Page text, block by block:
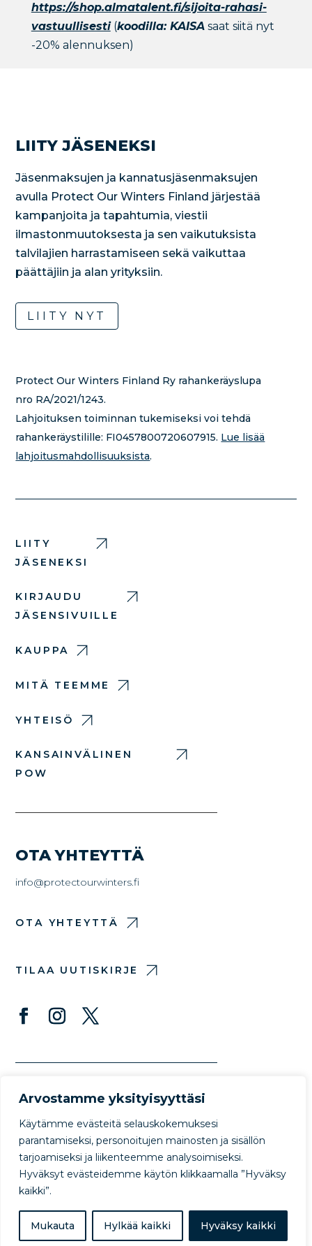
Arvostamme yksityisyyttäsi
Käytämme evästeitä selauskokemuksesi
parantamiseksi, personoitujen mainosten ja sisällön
tarjoamiseksi ja liikenteemme analysoimiseksi.
Hyväksyt evästeidemme käytön klikkaamalla ”Hyväksy
kaikki”.
Mukauta Hylkää kaikki Hyväksy kaikki
https://shop.almatalent.fi/sijoita-rahasi-
vastuullisesti(koodilla: KAISAsaat siitä nyt
-20% alennuksen)
LIITY JÄSENEKSI
Jäsenmaksujen ja kannatusjäsenmaksujen
avulla Protect Our Winters Finland järjestää
kampanjoita ja tapahtumia, viestii
ilmastonmuutoksesta ja sen vaikutuksista
talvilajien harrastamiseen sekä vaikuttaa
päättäjiin ja alan yrityksiin.
LIITY NYT
Protect Our Winters Finland Ry rahankeräyslupa
nro RA/2021/1243.
Lahjoituksen toiminnan tukemiseksi voi tehdä
rahankeräystilille: FI0457800720607915. Lue lisää
lahjoitusmahdollisuuksista.
LIITY
JÄSENEKSI
KIRJAUDU
JÄSENSIVUILLE
KAUPPA
MITÄ TEEMME
YHTEISÖ
KANSAINVÄLINEN
POW
OTA YHTEYTTÄ
info@protectourwinters.fi
OTA YHTEYTTÄ
TILAA UUTISKIRJE
© Copyright Protect Our Winters 2022
Privacy Policy